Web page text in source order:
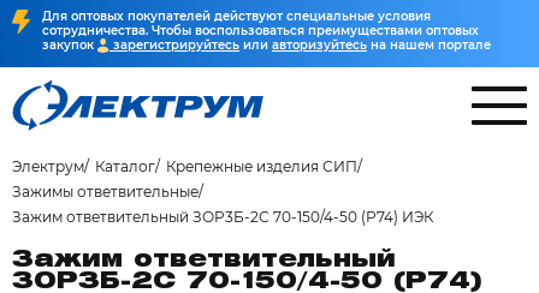
Для оптовых покупателей действуют специальные условия
сотрудничества. Чтобы воспользоваться преимуществами оптовых
закупок
зарегистрируйтесь или авторизуйтесь на нашем портале
Электрум Каталог
Крепежные изделия СИП
Зажимы ответвительные
Зажим ответвительный ЗОР3Б-2С 70-150/4-50 (Р74) ИЭК
Зажим ответвительный
ЗОР3Б-2С 70-150/4-50 (Р74)